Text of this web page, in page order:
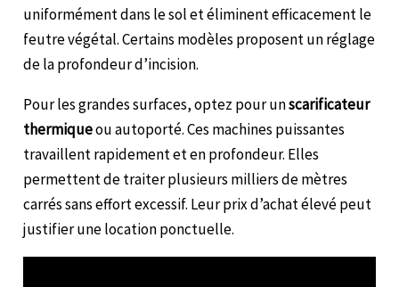
uniformément dans le sol et éliminent efficacement le
feutre végétal. Certains modèles proposent un réglage
de la profondeur d’incision.
Pour les grandes surfaces, optez pour unscarificateur
thermiqueou autoporté. Ces machines puissantes
travaillent rapidement et en profondeur. Elles
permettent de traiter plusieurs milliers de mètres
carrés sans effort excessif. Leur prix d’achat élevé peut
justifier une location ponctuelle.